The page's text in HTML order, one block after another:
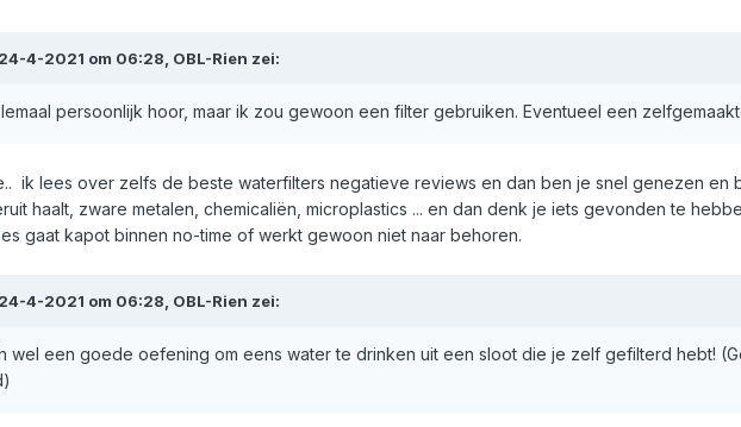
4-2021 om 06:28, OBL-Rien zei:
persoonlijk hoor, maar ik zou gewoon een filter gebruiken. Eventueel een
ik lees over zelfs de beste waterfilters negatieve reviews en dan ben je snel genezen en
haalt, zware metalen, chemicaliën, microplastics ... en dan denk je iets gevonden te
gaat kapot binnen no-time of werkt gewoon niet naar behoren.
4-2021 om 06:28, OBL-Rien zei:
wel een goede oefening om eens water te drinken uit een sloot die je zelf gefilterd hebt!